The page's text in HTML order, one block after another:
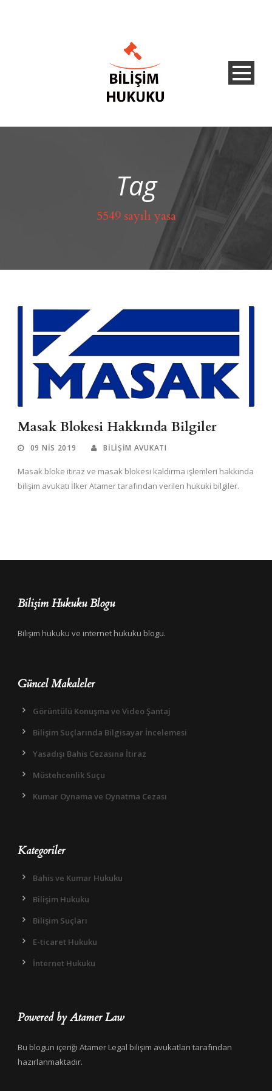
Tag
5549 sayılı yasa
Masak Blokesi Hakkında Bilgiler
09 NIS 2019 BILIŞIM AVUKATI
Masak bloke itiraz ve masak blokesi kaldırma işlemleri hakkında
bilişim avukatı İlker Atamer tarafından verilen hukuki bilgiler.
Bilişim Hukuku Blogu
Bilişim hukuku ve internet hukuku blogu.
Güncel Makaleler
Görüntülü Konuşma ve Video Şantaj
Bilişim Suçlarında Bilgisayar İncelemesi
Yasadışı Bahis Cezasına İtiraz
Müstehcenlik Suçu
Kumar Oynama ve Oynatma Cezası
Kategoriler
Bahis ve Kumar Hukuku
Bilişim Hukuku
Bilişim Suçları
E-ticaret Hukuku
İnternet Hukuku
Powered by Atamer Law
Bu blogun içeriği Atamer Legal bilişim avukatları tarafından
hazırlanmaktadır.